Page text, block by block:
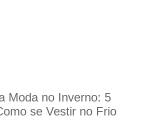
Moda no Inverno: 5
se Vestir no Frio